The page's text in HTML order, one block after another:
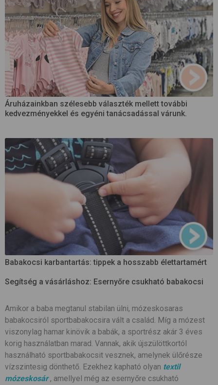
Áruházainkban szélesebb választék mellett további
kedvezményekkel és egyéni tanácsadással várunk.
Babakocsi karbantartás: tippek a hosszabb élettartamért
Segítség a vásárláshoz: Esernyőre csukható babakocsi
Amikor a baba megtanul stabilan ülni, mózeskosaras
babakocsiról sportbabakocsira vált a család. Míg a mózest
viszonylag hamar kinövik a babák, a sportrész akár 3 éves
korig használatban marad. Vannak, akik újszülöttkortól
használható sportbabakocsit vesznek, amelynek ülőrésze
vízszintesig dönthető. Ezekhez kapható olyan textil
mózeskosár, amellyel még az esernyőre csukható